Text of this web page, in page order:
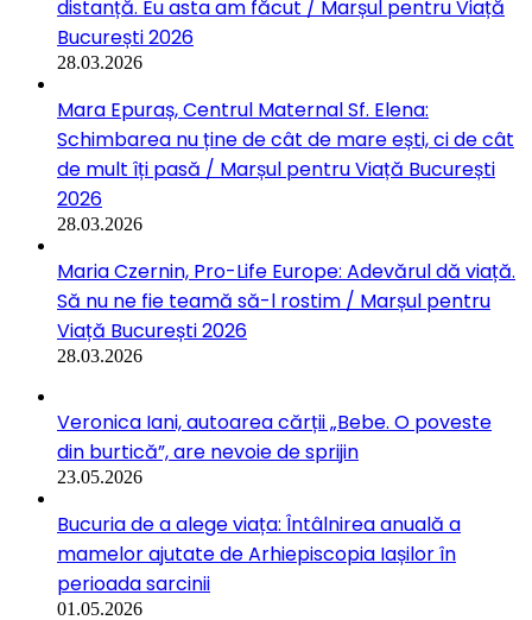
distanță. Eu asta am făcut / Marșul pentru Viață
București 2026
28.03.2026
Mara Epuraș, Centrul Maternal Sf. Elena:
Schimbarea nu ține de cât de mare ești, ci de cât
de mult îți pasă / Marșul pentru Viață București
2026
28.03.2026
Maria Czernin, Pro-Life Europe: Adevărul dă viață.
Să nu ne fie teamă să-l rostim / Marșul pentru
Viață București 2026
28.03.2026
Veronica Iani, autoarea cărții „Bebe. O poveste
din burtică”, are nevoie de sprijin
23.05.2026
Bucuria de a alege viața: Întâlnirea anuală a
mamelor ajutate de Arhiepiscopia Iașilor în
perioada sarcinii
01.05.2026